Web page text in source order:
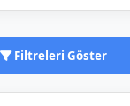
Filtreleri Göster